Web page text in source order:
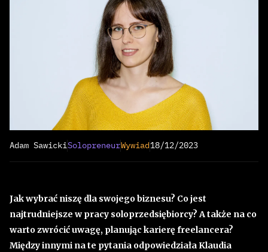
Adam SawickiSolopreneurWywiad18/12/2023
Jak wybrać niszę dla swojego biznesu? Co jest
najtrudniejsze w pracy soloprzedsiębiorcy? A także na co
warto zwrócić uwagę, planując karierę freelancera?
Między innymi na te pytania odpowiedziała Klaudia